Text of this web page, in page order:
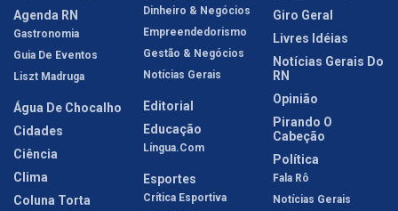
Agenda RN
Gastronomia
Guia De Eventos
Liszt Madruga
Água De Chocalho
Cidades
Ciência
Clima
Coluna Torta
Dinheiro & Negócios
Empreendedorismo
Gestão & Negócios
Notícias Gerais
Editorial
Educação
Língua.com
Esportes
Crítica Esportiva
Giro Geral
Livres Idéias
Notícias Gerais Do
RN
Opinião
Pirando O
Cabeção
Política
Fala Rô
Notícias Gerais